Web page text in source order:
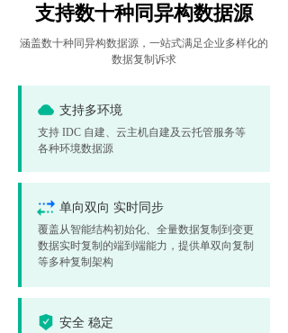
涵盖数十种同异构数据源，一站式满足企业多样化的
数据复制诉求
支持数十种同异构数据源
支持多环境
支持 IDC 自建、云主机自建及云托管服务等
各种环境数据源
单向双向 实时同步
覆盖从智能结构初始化、全量数据复制到变更
数据实时复制的端到端能力，提供单双向复制
等多种复制架构
安全 稳定